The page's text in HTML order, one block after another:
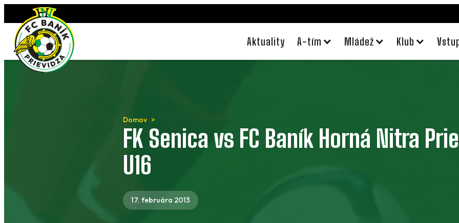
Preskočiť
na
obsah
Aktuality A-tím Mládež Klub
Domov
FK Senica vs FC Baník Horná Nitra
U16
17. februára 2013